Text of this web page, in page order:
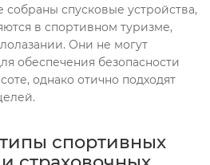
собраны спусковые устройства,
в спортивном туризме,
Они не могут
обеспечения безопасности
однако отично подходят
спортивных